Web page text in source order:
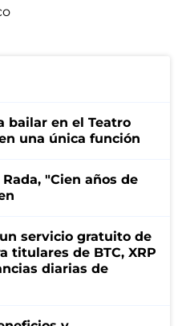
bailar en el Teatro
una única función
"Cien años de
servicio gratuito de
titulares de BTC, XRP
diarias de